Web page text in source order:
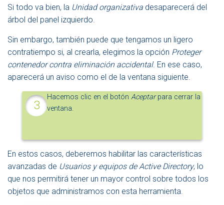
Si todo va bien, la Unidad organizativa desaparecerá del
árbol del panel izquierdo.
Sin embargo, también puede que tengamos un ligero
contratiempo si, al crearla, elegimos la opción Proteger
contenedor contra eliminación accidental. En ese caso,
aparecerá un aviso como el de la ventana siguiente.
Hacemos clic en el botónAceptarpara cerrar la
ventana.
En estos casos, deberemos habilitar las características
avanzadas de Usuarios y equipos de Active Directory, lo
que nos permitirá tener un mayor control sobre todos los
objetos que administramos con esta herramienta.